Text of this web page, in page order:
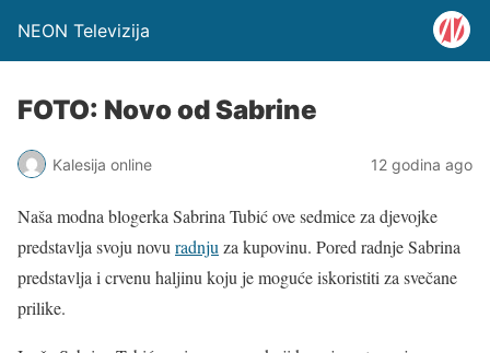
NEON Televizija
FOTO: Novo od Sabrine
Kalesija online 12 godina ago
Naša modna blogerka Sabrina Tubić ove sedmice za djevojke
predstavlja svoju novu radnju za kupovinu. Pored radnje Sabrina
predstavlja i crvenu haljinu koju je moguće iskoristiti za svečane
prilike.